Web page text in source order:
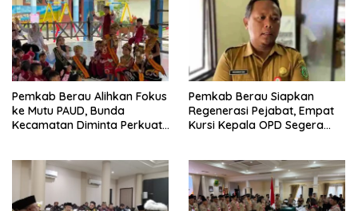
Pemkab Berau Alihkan Fokus
ke Mutu PAUD, Bunda
Kecamatan Diminta Perkuat
Pemkab Berau Siapkan
Regenerasi Pejabat, Empat
Kursi Kepala OPD Segera